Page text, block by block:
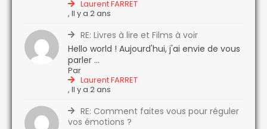
Laurent FARRET
,Il y a 2 ans
RE: Livres à lire et Films à voir
Hello world ! Aujourd'hui, j'ai envie de vous
parler ...
Par
Laurent FARRET
,Il y a 2 ans
RE: Comment faites vous pour réguler
vos émotions ?